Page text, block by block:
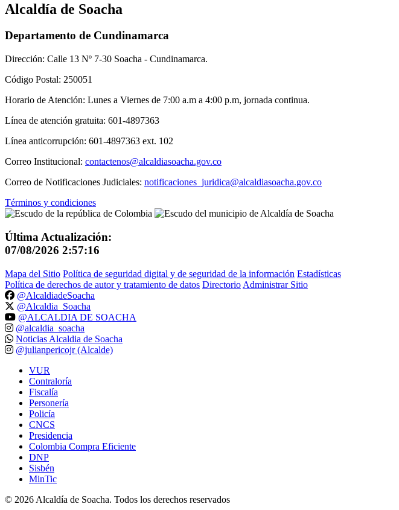
Alcaldía de Soacha
Departamento de Cundinamarca
Dirección: Calle 13 Nº 7-30 Soacha - Cundinamarca.
Código Postal: 250051
Horario de Atención: Lunes a Viernes de 7:00 a.m a 4:00 p.m, jornada continua.
Línea de atención gratuita: 601-4897363
Línea anticorrupción: 601-4897363 ext. 102
Correo Institucional: contactenos@alcaldiasoacha.gov.co
Correo de Notificaciones Judiciales: notificaciones_juridica@alcaldiasoacha.gov.co
Términos y condiciones
Última Actualización:
07/08/2026 2:57:16
Mapa del Sitio Política de seguridad digital y de seguridad de la información Estadísticas
Política de derechos de autor y tratamiento de datos Directorio Administrar Sitio
@AlcaldiadeSoacha
@Alcaldia_Soacha
@ALCALDIA DE SOACHA
@alcaldia_soacha
Noticias Alcaldia de Soacha
@julianpericojr (Alcalde)
VUR
Contraloría
Fiscalía
Personería
Policía
CNCS
Presidencia
Colombia Compra Eficiente
DNP
Sisbén
MinTic
© 2026 Alcaldía de Soacha. Todos los derechos reservados